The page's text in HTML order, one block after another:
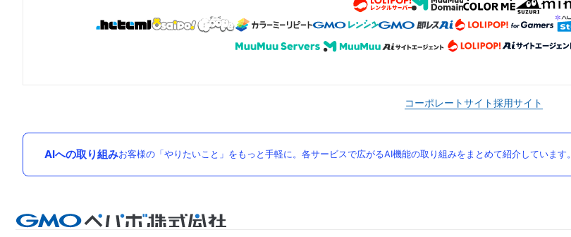
コーポレートサイト採用サイト
AIへの取り組みお客様の「やりたいこと」をもっと手軽に。各サービスで広がるAI機能の取り組みをまとめて紹介しています。